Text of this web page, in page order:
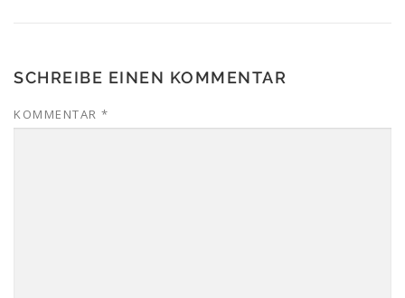
SCHREIBE EINEN KOMMENTAR
KOMMENTAR *